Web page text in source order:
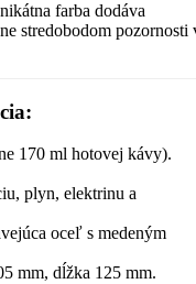
farba dodáva
stredobodom pozornosti
170 ml hotovej kávy).
plyn, elektrinu a
oceľ s medeným
mm, dĺžka 125 mm.